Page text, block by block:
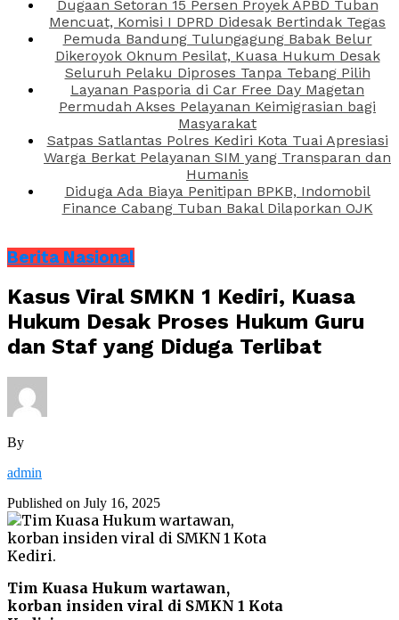
Dugaan Setoran 15 Persen Proyek APBD Tuban
Mencuat, Komisi I DPRD Didesak Bertindak Tegas
Pemuda Bandung Tulungagung Babak Belur
Dikeroyok Oknum Pesilat, Kuasa Hukum Desak
Seluruh Pelaku Diproses Tanpa Tebang Pilih
Layanan Pasporia di Car Free Day Magetan
Permudah Akses Pelayanan Keimigrasian bagi
Masyarakat
Satpas Satlantas Polres Kediri Kota Tuai Apresiasi
Warga Berkat Pelayanan SIM yang Transparan dan
Humanis
Diduga Ada Biaya Penitipan BPKB, Indomobil
Finance Cabang Tuban Bakal Dilaporkan OJK
Berita Nasional
Kasus Viral SMKN 1 Kediri, Kuasa
Hukum Desak Proses Hukum Guru
dan Staf yang Diduga Terlibat
By
admin
Published on July 16, 2025
Tim Kuasa Hukum wartawan,
korban insiden viral di SMKN 1 Kota